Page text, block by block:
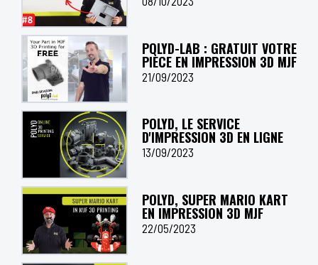
POLYD-LAB : GRATUIT VOTRE
PIÈCE EN IMPRESSION 3D MJF
21/09/2023
POLYD, LE SERVICE
D'IMPRESSION 3D EN LIGNE
13/09/2023
POLYD, SUPER MARIO KART
EN IMPRESSION 3D MJF
22/05/2023